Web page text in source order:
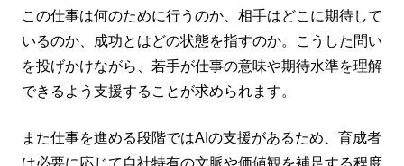
この仕事は何のために行うのか、相手はどこに期待して
いるのか、成功とはどの状態を指すのか。こうした問い
を投げかけながら、若手が仕事の意味や期待水準を理解
できるよう支援することが求められます。
また仕事を進める段階ではAIの支援があるため、育成者
は必要に応じて自社特有の文脈や価値観を補足する程度